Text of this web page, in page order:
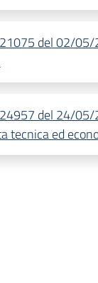
21075 del 02/
del 24/
tecnica ed